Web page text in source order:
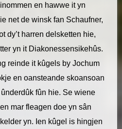
en hawwe it yn
net de winsk fan Schaufner,
dy’t harren delsketten hie,
yn it Diakonessensikehûs.
reinde it kûgels by Jochum
en oansteande skoansoan
fûn hie. Se wiene
mar fleagen doe yn sân
yn. Ien kûgel is hingjen